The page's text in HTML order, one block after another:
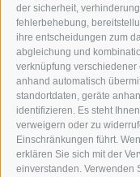
der sicherheit,
fehlerbehebung,
ihre entscheidungen zum
abgleichung und
verknüpfung
anhand automatisch
standortdaten, geräte
identifizieren. Es steht
verweigern oder zu
Einschränkungen führt.
erklären Sie sich mit der
einverstanden. Verwenden
WERBEN IM ERKER
ONLINE-WERBUNG
SEPA-DAUERAUFTRAG
REGELN
ONLINE VOTING
SERVICE
KLEINANZEIGER